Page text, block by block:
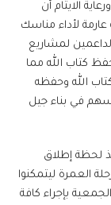
الايتام أن
لأداء مناسك
لمشاريع
كتاب الله مما
الله وحفظه
يسهم في بناء جيل
لحظة إطلاق
العمرة ليتمكنوا
بإجراء كافة